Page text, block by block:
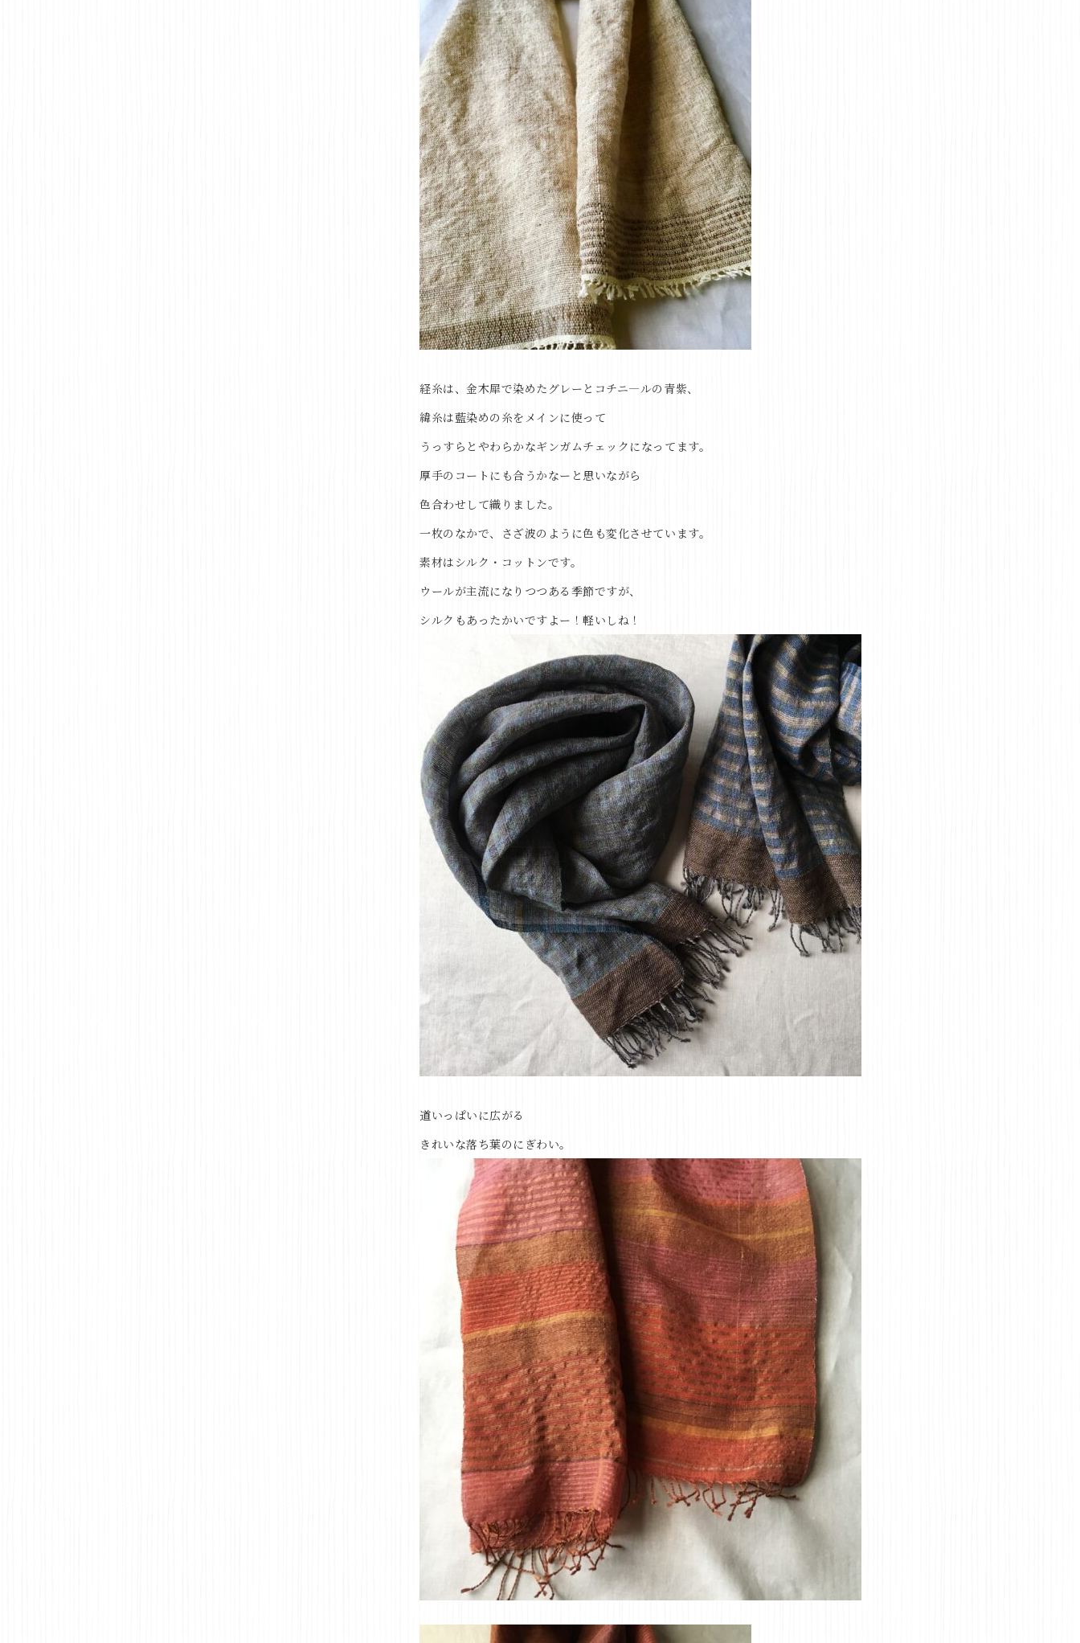
経糸は、金木犀で染めたグレーとコチニ―ルの青紫、
緯糸は藍染めの糸をメインに使って
うっすらとやわらかなギンガムチェックになってます。
厚手のコートにも合うかなーと思いながら
色合わせして織りました。
一枚のなかで、さざ波のように色も変化させています。
素材はシルク・コットンです。
ウールが主流になりつつある季節ですが、
シルクもあったかいですよー！軽いしね！
道いっぱいに広がる
きれいな落ち葉のにぎわい。